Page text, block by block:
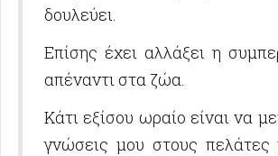
δουλεύει.
Επίσης έχει αλλάξει η
απέναντι στα ζώα.
Κάτι εξίσου ωραίο είναι να
γνώσεις μου στους